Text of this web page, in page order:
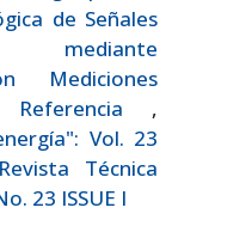
de Señales
mediante
Mediciones
Referencia ,
Vol. 23
Técnica
23 ISSUE I